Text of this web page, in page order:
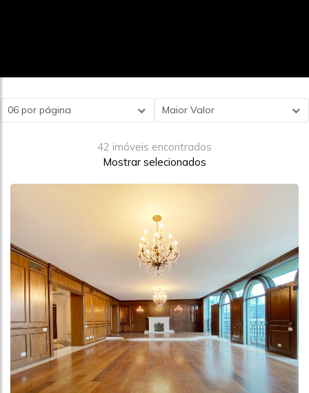
Maior Valor
06 por página
42 imóveis encontrados
Mostrar selecionados